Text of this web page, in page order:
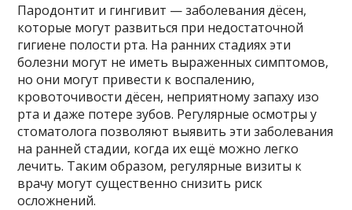
Пародонтит и гингивит — заболевания дёсен,
которые могут развиться при недостаточной
гигиене полости рта. На ранних стадиях эти
болезни могут не иметь выраженных симптомов,
но они могут привести к воспалению,
кровоточивости дёсен, неприятному запаху изо
рта и даже потере зубов. Регулярные осмотры у
стоматолога позволяют выявить эти заболевания
на ранней стадии, когда их ещё можно легко
лечить. Таким образом, регулярные визиты к
врачу могут существенно снизить риск
осложнений.